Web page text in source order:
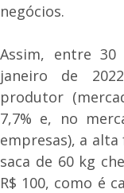
negócios.
Assim, entre
janeiro de
produtor
7,7% e, no
empresas), a alta
saca de 60 kg
R$ 100, como é